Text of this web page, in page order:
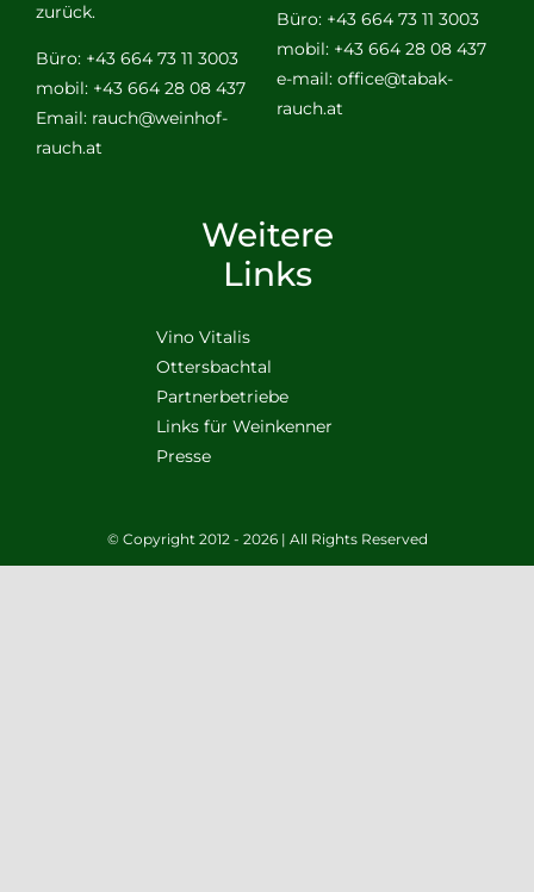
zurück.
Büro: +43 664 73 11 3003
mobil: +43 664 28 08 437
Email: rauch@weinhof-
rauch.at
Büro: +43 664 73 11 3003
mobil: +43 664 28 08 437
e-mail: office@tabak-
rauch.at
Weitere
Links
Vino Vitalis
Ottersbachtal
Partnerbetriebe
Links für Weinkenner
Presse
© Copyright 2012 - 2026 | All Rights Reserved